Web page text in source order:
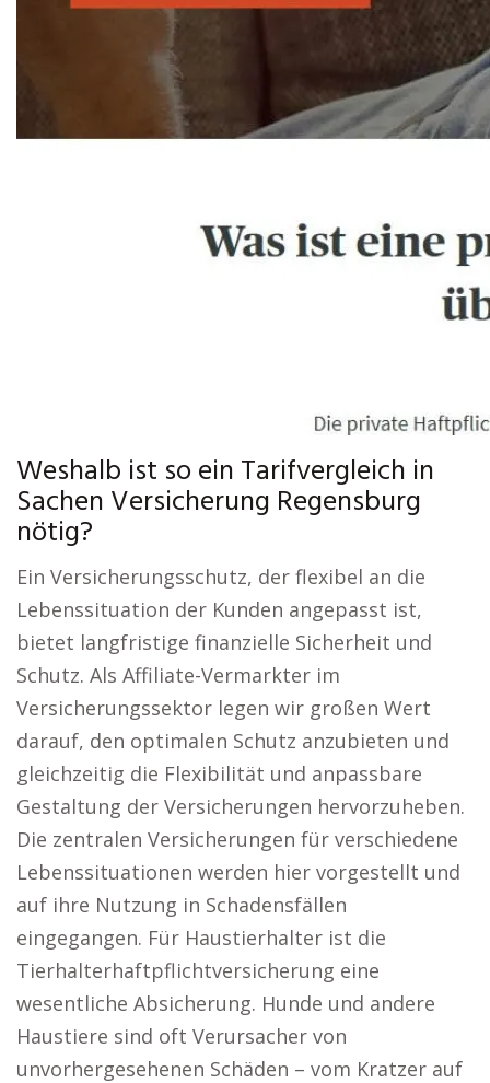
Weshalb ist so ein Tarifvergleich in
Sachen Versicherung Regensburg
nötig?
Ein Versicherungsschutz, der flexibel an die
Lebenssituation der Kunden angepasst ist,
bietet langfristige finanzielle Sicherheit und
Schutz. Als Affiliate-Vermarkter im
Versicherungssektor legen wir großen Wert
darauf, den optimalen Schutz anzubieten und
gleichzeitig die Flexibilität und anpassbare
Gestaltung der Versicherungen hervorzuheben.
Die zentralen Versicherungen für verschiedene
Lebenssituationen werden hier vorgestellt und
auf ihre Nutzung in Schadensfällen
eingegangen. Für Haustierhalter ist die
Tierhalterhaftpflichtversicherung eine
wesentliche Absicherung. Hunde und andere
Haustiere sind oft Verursacher von
unvorhergesehenen Schäden – vom Kratzer auf